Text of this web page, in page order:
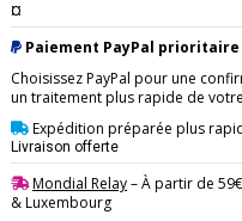
¤
Paiement PayPal prioritaire
Choisissez PayPal pour une
un traitement plus rapide de
Expédition préparée plus
Livraison offerte
Mondial Relay– À partir de
& Luxembourg